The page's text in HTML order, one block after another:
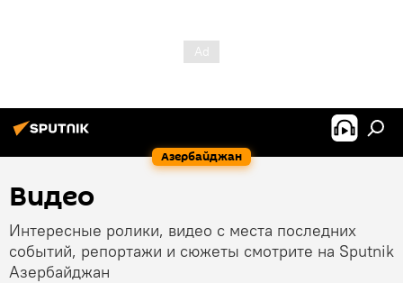
Азербайджан
Видео
Интересные ролики, видео с места последних
событий, репортажи и сюжеты смотрите на Sputnik
Азербайджан